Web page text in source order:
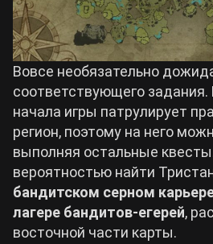
Вовсе необязательно
соответствующего задания.
начала игры патрулирует
регион, поэтому на него
выполняя остальные
вероятностью найти
бандитском серном
лагере бандитов-егерей,
восточной части карты.